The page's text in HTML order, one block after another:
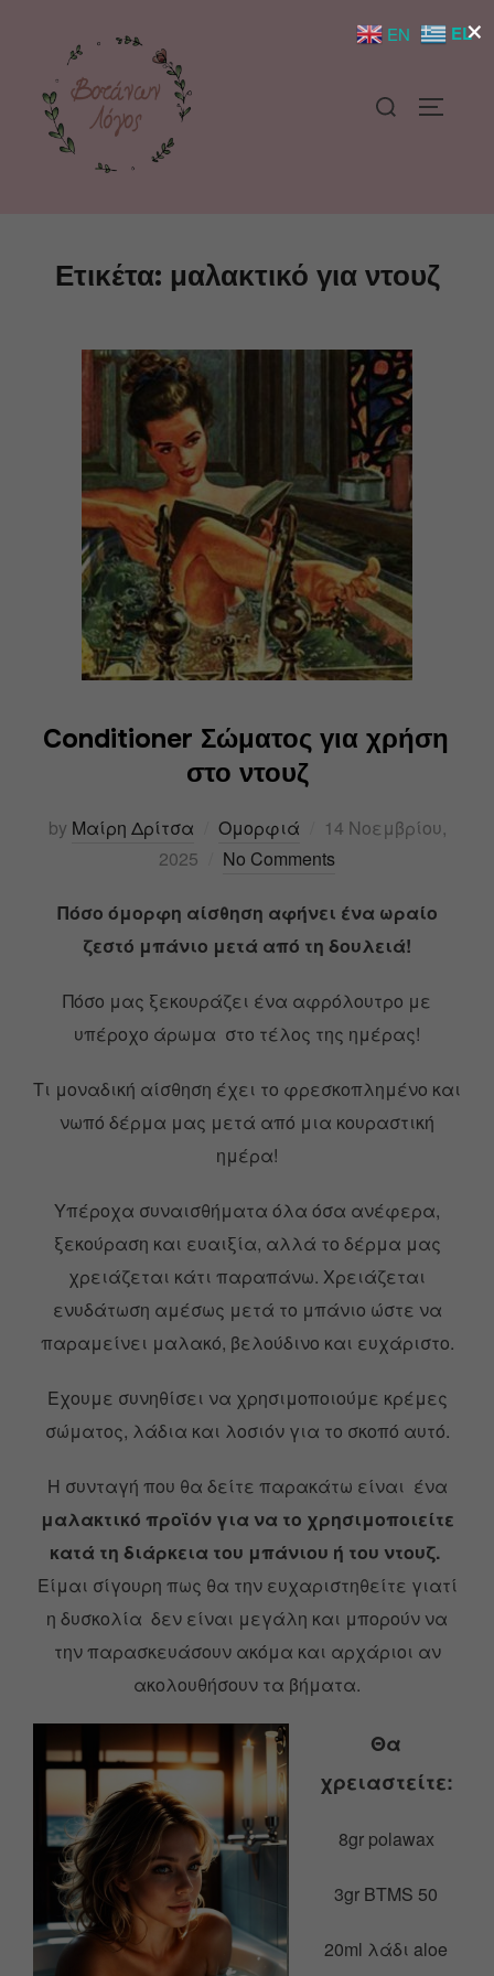
Ετικέτα: μαλακτικό για ντουζ
Conditioner Σώματος για χρήση
στο ντουζ
by Μαίρη Δρίτσα Ομορφιά
14 Νοεμβρίου,
2025
No Comments
Πόσο όμορφη αίσθηση αφήνει ένα ωραίο
ζεστό μπάνιο μετά από τη δουλειά!
Πόσο μας ξεκουράζει ένα αφρόλουτρο με
υπέροχο άρωμα στο τέλος της ημέρας!
Τι μοναδική αίσθηση έχει το φρεσκοπλημένο και
νωπό δέρμα μας μετά από μια κουραστική
ημέρα!
Υπέροχα συναισθήματα όλα όσα ανέφερα,
ξεκούραση και ευαιξία, αλλά το δέρμα μας
χρειάζεται κάτι παραπάνω. Χρειάζεται
ενυδάτωση αμέσως μετά το μπάνιο ώστε να
παραμείνει μαλακό, βελούδινο και ευχάριστο.
Εχουμε συνηθίσει να χρησιμοποιούμε κρέμες
σώματος, λάδια και λοσιόν για το σκοπό αυτό.
Η συνταγή που θα δείτε παρακάτω είναι ένα
μαλακτικό προϊόν για να το χρησιμοποιείτε
κατά τη διάρκεια του μπάνιου ή του ντουζ.
Είμαι σίγουρη πως θα την ευχαριστηθείτε γιατί
η δυσκολία δεν είναι μεγάλη και μπορούν να
την παρασκευάσουν ακόμα και αρχάριοι αν
ακολουθήσουν τα βήματα.
Θα
χρειαστείτε:
8gr polawax
3gr BTMS 50
20ml λάδι aloe
×
EN EL